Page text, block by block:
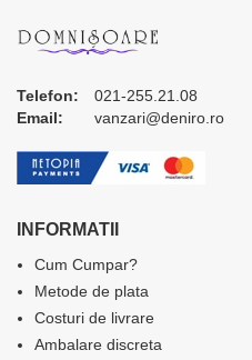
Telefon:
021-255.21.08
Email:
vanzari@deniro.ro
INFORMATII
Cum Cumpar?
Metode de plata
Costuri de livrare
Ambalare discreta